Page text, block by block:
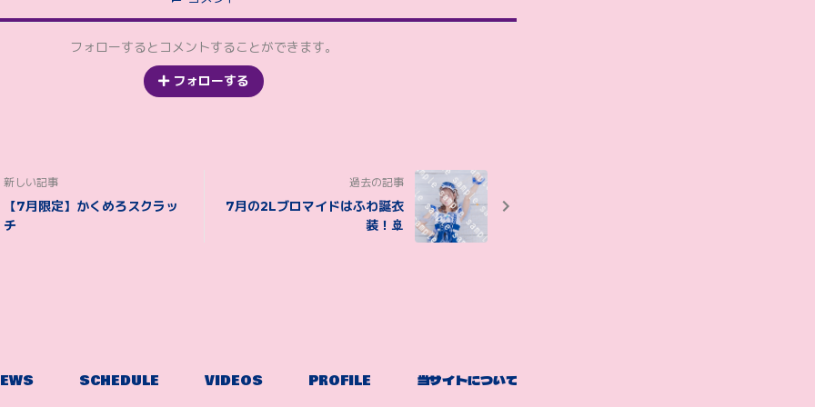
フォローするとコメントすることができます。
フォローする
新しい記事
【7月限定】かくめろスクラッ
チ
過去の記事
7月の2Lブロマイドはふわ誕衣
装！🚢
SCHEDULE VIDEOS PROFILE 当サイトについて